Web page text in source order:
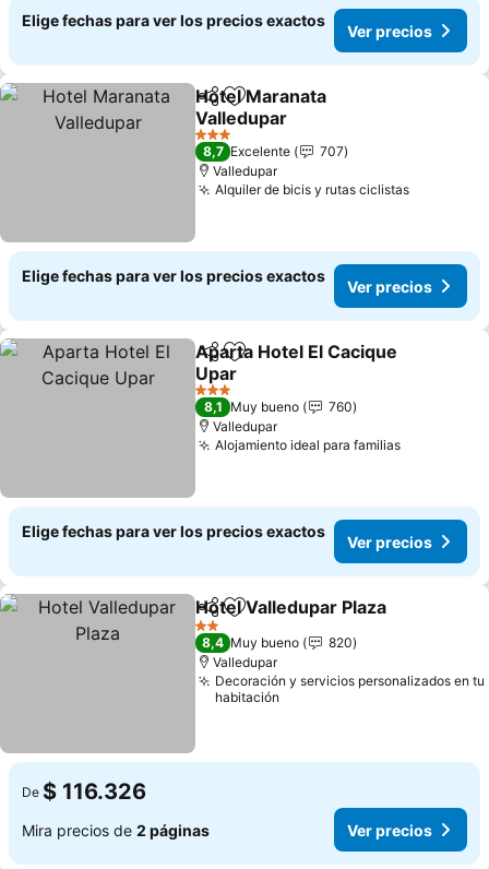
Elige fechas para ver los precios exactos
Ver precios
CompartirAgregar a favoritos
Hotel Maranata
Valledupar
Ver precios
3 Estrellas
8,7 Excelente
707
Valledupar
Alquiler de bicis y rutas ciclistasVer
Elige fechas para ver los precios exactos
Ver precios
CompartirAgregar a favoritos
Aparta Hotel El Cacique
Upar
Ver precios
3 Estrellas
8,1 Muy bueno
760
Valledupar
Alojamiento ideal para familiasVer
Elige fechas para ver los precios exactos
Ver precios
CompartirAgregar a favoritos
Hotel Valledupar Plaza
2 Estrellas
8,4 Muy bueno
820
Valledupar
Decoración y servicios personalizados en tu
habitación
De $ 116.326
Mira precios de 2 páginas Ver precios